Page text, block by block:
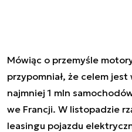
Mówiąc o przemyśle
przypomniał, że celem
najmniej 1 mln
we Francji. W listopadzie
leasingu pojazdu